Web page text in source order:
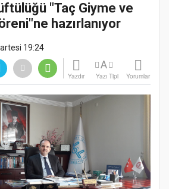
″Taç Giyme ve
hazırlanıyor
19:24
Yazdır
A
Yazı Tipi Yorumlar